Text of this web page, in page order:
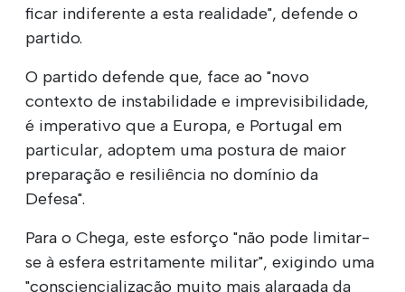
ficar indiferente a esta realidade", defende o
partido.
O partido defende que, face ao "novo
contexto de instabilidade e imprevisibilidade,
é imperativo que a Europa, e Portugal em
particular, adoptem uma postura de maior
preparação e resiliência no domínio da
Defesa".
Para o Chega, este esforço "não pode limitar-
se à esfera estritamente militar", exigindo uma
"consciencialização muito mais alargada da